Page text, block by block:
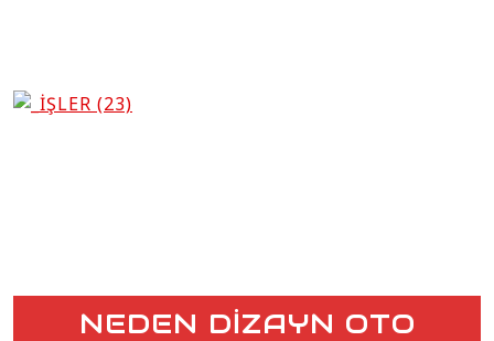
NEDEN DİZAYN OTO